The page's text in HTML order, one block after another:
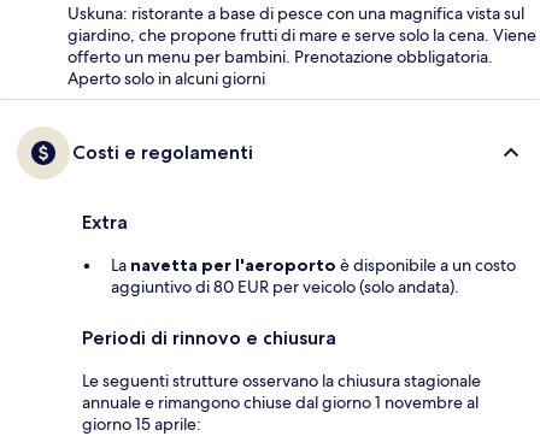
Uskuna: ristorante a base di pesce con una magnifica vista sul
giardino, che propone frutti di mare e serve solo la cena. Viene
offerto un menu per bambini. Prenotazione obbligatoria.
Aperto solo in alcuni giorni
Costi e regolamenti
Extra
La navetta per l'aeroporto è disponibile a un costo
aggiuntivo di 80 EUR per veicolo (solo andata).
Periodi di rinnovo e chiusura
Le seguenti strutture osservano la chiusura stagionale
annuale e rimangono chiuse dal giorno 1 novembre al
giorno 15 aprile: